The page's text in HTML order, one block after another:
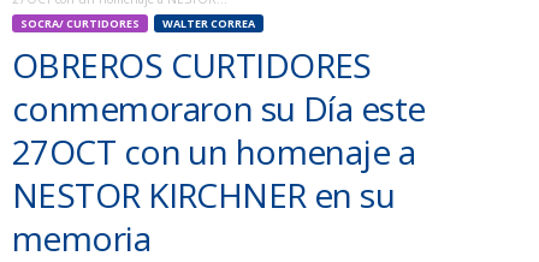
SOCRA/ CURTIDORES WALTER CORREA
OBREROS CURTIDORES
conmemoraron su Día este
27OCT con un homenaje a
NESTOR KIRCHNER en su
memoria